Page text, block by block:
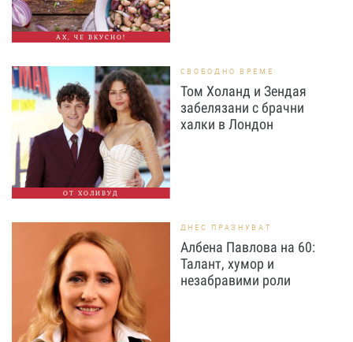
АХ, ЧЕ ВКУСНО!
ОТ ХОЛИВУД
СВОБОДНО ВРЕМЕ
Том Холанд и Зендая
забелязани с брачни
халки в Лондон
ДНЕС ПРАЗНУВАТ
Албена Павлова на 60:
Талант, хумор и
незабравими роли